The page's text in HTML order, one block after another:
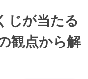
じが当たる
観点から解